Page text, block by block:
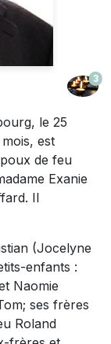
3
le 25
est
de feu
Exanie
Il
(Jocelyne
enfants :
Naomie
ses frères
Roland